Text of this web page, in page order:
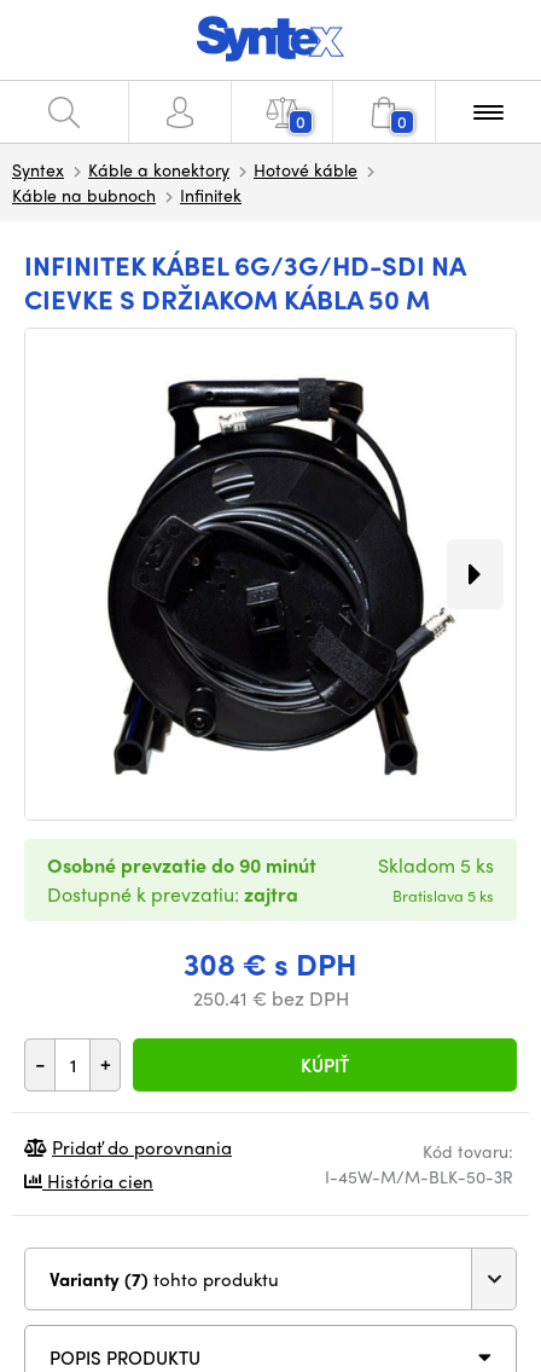
0 0
Syntex Káble a konektory
Hotové káble
Káble na bubnoch
Infinitek
INFINITEK KÁBEL 6G/3G/HD-SDI NA
CIEVKE S DRŽIAKOM KÁBLA 50 M
308 € s DPH
250.41 € bez DPH
- + KÚPIŤ
Osobné prevzatie do 90 minút
Dostupné k prevzatiu: zajtra
Skladom 5 ks
Bratislava 5 ks
Kód tovaru:
I-45W-M/M-BLK-50-3R
Pridať do porovnania
História cien
Varianty (7) tohto produktu
POPIS PRODUKTU